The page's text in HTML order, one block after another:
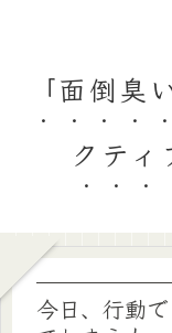
「面倒
クテ
今日、行動